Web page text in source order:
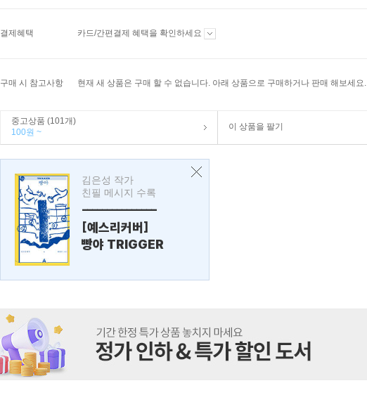
결제혜택 카드/간편결제 혜택을 확인하세요
구매 시 참고사항 현재 새 상품은 구매 할 수 없습니다. 아래 상품으로 구매하거나 판매 해보세요.
중고상품 (101개)
100원 ~
이 상품을 팔기
김은성 작가
친필 메시지 수록
---------------
[예스리커버]
빵야 TRIGGER